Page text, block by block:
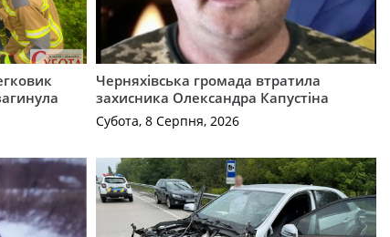
Черняхівська громада втратила
захисника Олександра Капустіна
Субота, 8 Серпня, 2026